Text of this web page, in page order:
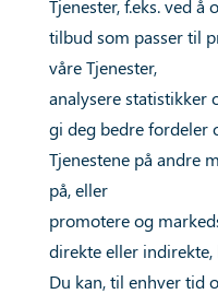
Tjenester, f.eks. ved
tilbud som passer til
våre Tjenester,
analysere statistikker
gi deg bedre fordeler
Tjenestene på andre
på, eller
promotere og
direkte eller
Du kan, til enhver tid